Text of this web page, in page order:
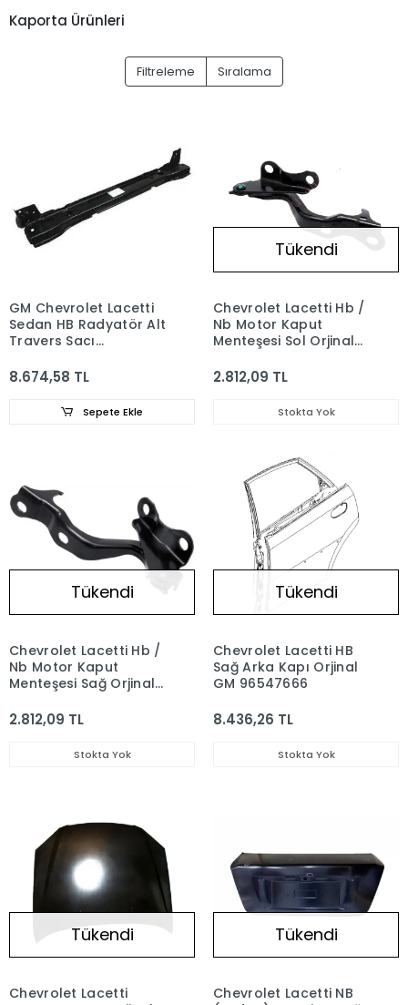
Kaporta Ürünleri
Filtreleme Sıralama
GM Chevrolet Lacetti
Sedan HB Radyatör Alt
Travers Sacı
8.674,58 TL
Sepete Ekle
Tükendi
Chevrolet Lacetti Hb /
Nb Motor Kaput
Menteşesi Sol Orjinal
2.812,09 TL
Stokta Yok
Tükendi
Chevrolet Lacetti Hb /
Nb Motor Kaput
Menteşesi Sağ Orjinal
2.812,09 TL
Stokta Yok
Tükendi
Chevrolet Lacetti HB
Sağ Arka Kapı Orjinal
GM 96547666
8.436,26 TL
Stokta Yok
Tükendi
Chevrolet Lacetti
Tükendi
Chevrolet Lacetti NB